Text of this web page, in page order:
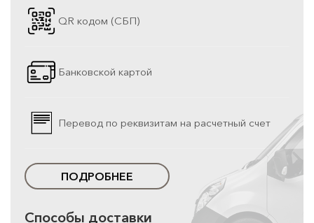
QR кодом (СБП)
Банковской картой
Перевод по реквизитам на расчетный счет
ПОДРОБНЕЕ
Способы доставки